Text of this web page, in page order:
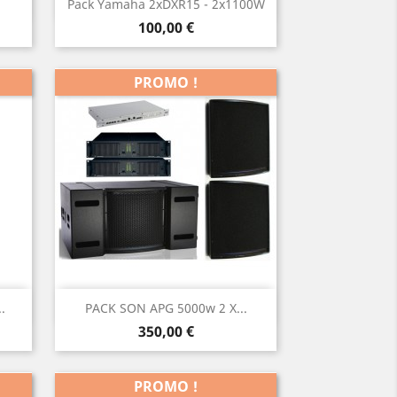
Pack Yamaha 2xDXR15 - 2x1100W
Prix
100,00 €

PACK SON APG 5000w 2 X...
Prix
350,00 €
PROMO !
Aperçu rapide
PROMO !